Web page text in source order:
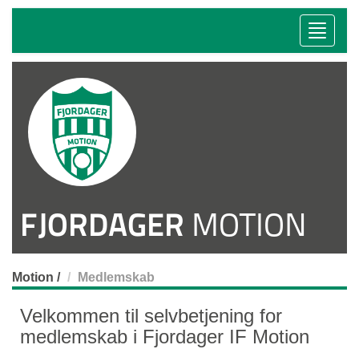
FJORDAGER MOTION
Toggle
Motion / Medlemskab
Velkommen til selvbetjening for
medlemskab i Fjordager IF Motion